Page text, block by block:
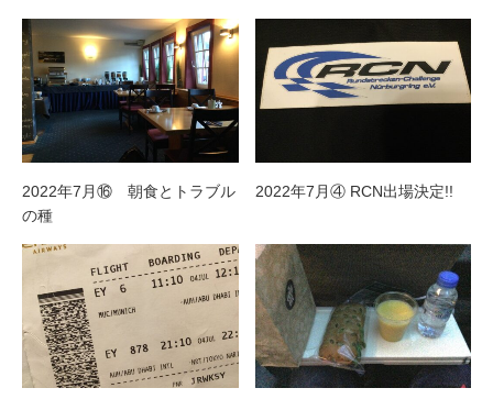
2022年7月⑯ 朝食とトラブル
の種
2022年7月④ RCN出場決定!!